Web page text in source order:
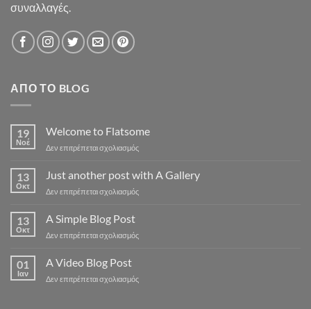
συναλλαγές.
ΑΠΌ ΤΟ BLOG
19
Νοέ
Welcome to Flatsome
Δεν επιτρέπεται σχολιασμόςστο
to
Flatsome
13
Οκτ
Just another post with A Gallery
Δεν επιτρέπεται σχολιασμόςστο
with
13
Οκτ
A Simple Blog Post
Δεν επιτρέπεται σχολιασμόςστο
Post
01
Ιαν
A Video Blog Post
Δεν επιτρέπεται σχολιασμόςστο